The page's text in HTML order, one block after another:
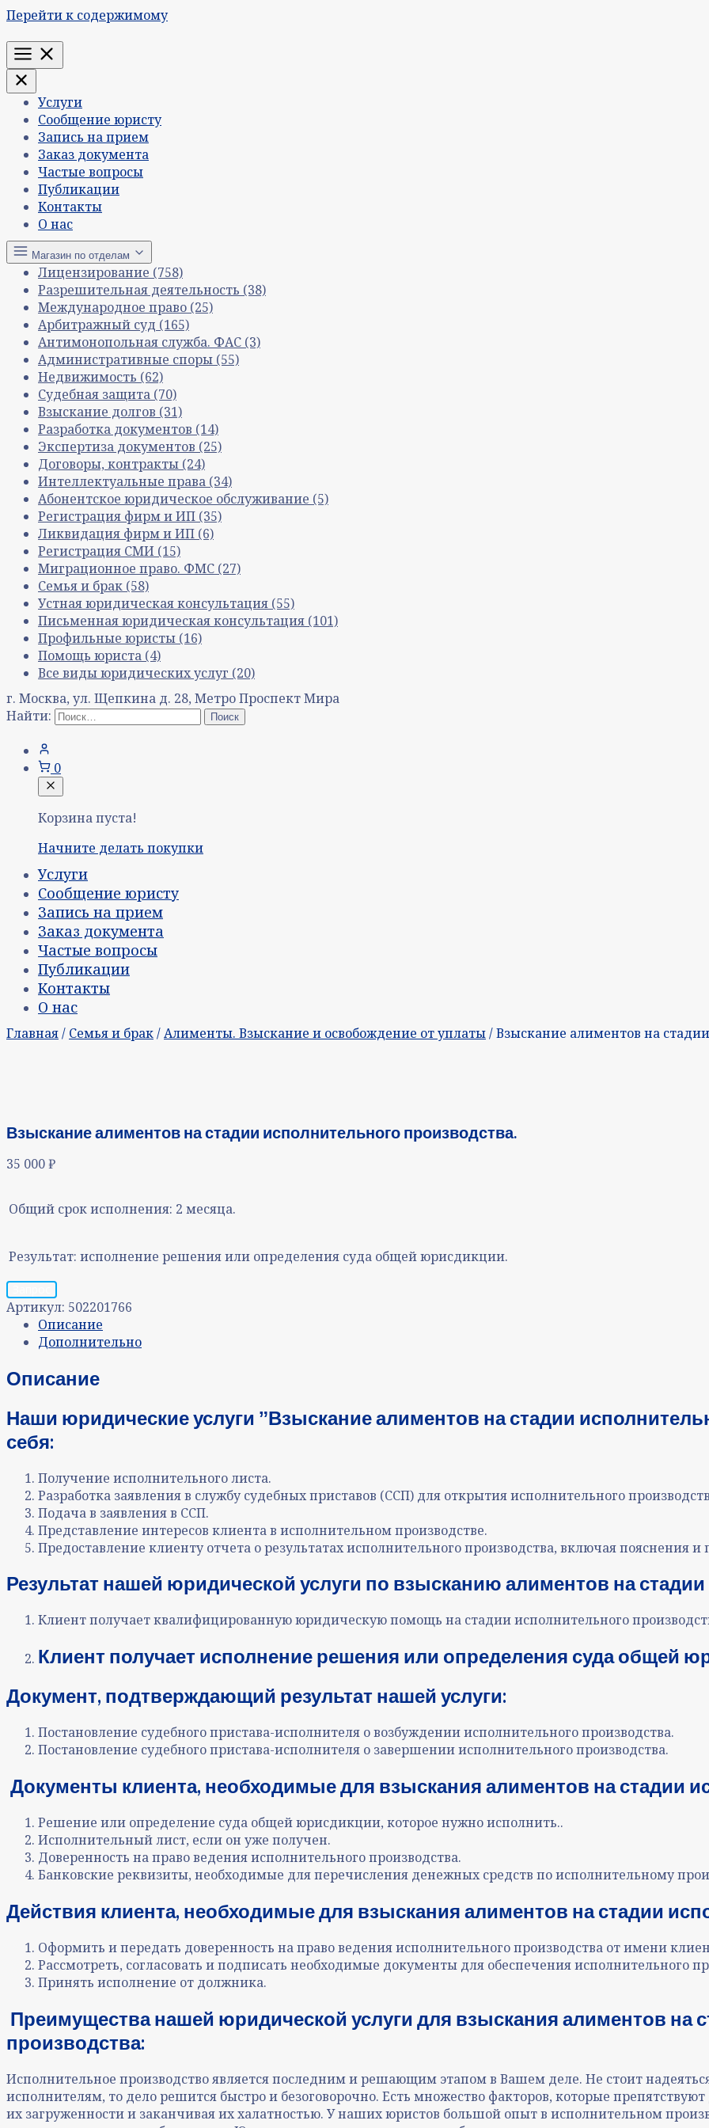
Перейти к содержимому
Меню
Услуги
Сообщение юристу
Запись на прием
Заказ документа
Частые вопросы
Публикации
Контакты
О нас
Магазин по отделам
Лицензирование (758)
Разрешительная деятельность (38)
Международное право (25)
Арбитражный суд (165)
Антимонопольная служба. ФАС (3)
Административные споры (55)
Недвижимость (62)
Судебная защита (70)
Взыскание долгов (31)
Разработка документов (14)
Экспертиза документов (25)
Договоры, контракты (24)
Интеллектуальные права (34)
Абонентское юридическое обслуживание (5)
Регистрация фирм и ИП (35)
Ликвидация фирм и ИП (6)
Регистрация СМИ (15)
Миграционное право. ФМС (27)
Семья и брак (58)
Устная юридическая консультация (55)
Письменная юридическая консультация (101)
Профильные юристы (16)
Помощь юриста (4)
Все виды юридических услуг (20)
г. Москва, ул. Щепкина д. 28, Метро Проспект Мира
Найти:
0
Корзина пуста!
Начните делать покупки
Услуги
Сообщение юристу
Запись на прием
Заказ документа
Частые вопросы
Публикации
Контакты
О нас
Главная/ Семья и брак/Алименты. Взыскание и освобождение от уплаты/ Взыскание алиментов на
Взыскание алиментов на стадии исполнительного производства.
35 000₽
Общий срок исполнения: 2 месяца.
Результат: исполнение решения или определения суда общей юрисдикции.
Артикул: 502201766
Описание
Дополнительно
Описание
Наши юридические услуги ˮВзыскание алиментов на стадии
себя:
Получение исполнительного листа.
Разработка заявления в службу судебных приставов (ССП) для открытия исполнительного
Подача в заявления в ССП.
Представление интересов клиента в исполнительном производстве.
Предоставление клиенту отчета о результатах исполнительного производства, включая пояснения и
Результат нашей юридической услуги по взысканию алиментов на
Клиент получает квалифицированную юридическую помощь на стадии исполнительного
Клиент получает исполнение решения или определения суда общей
Документ, подтверждающий результат нашей услуги:
Постановление судебного пристава-исполнителя о возбуждении исполнительного производства.
Постановление судебного пристава-исполнителя о завершении исполнительного производства.
Документы клиента, необходимые для взыскания алиментов на стадии
Решение или определение суда общей юрисдикции, которое нужно исполнить..
Исполнительный лист, если он уже получен.
Доверенность на право ведения исполнительного производства.
Банковские реквизиты, необходимые для перечисления денежных средств по исполнительному
Действия клиента, необходимые для взыскания алиментов на стадии
Оформить и передать доверенность на право ведения исполнительного производства от имени
Рассмотреть, согласовать и подписать необходимые документы для обеспечения исполнительного
Принять исполнение от должника.
Преимущества нашей юридической услуги для взыскания алиментов на
производства:
Исполнительное производство является последним и решающим этапом в Вашем деле. Не стоит
исполнителям, то дело решится быстро и безоговорочно. Есть множество факторов, которые
их загруженности и заканчивая их халатностью. У наших юристов большой опыт в исполнительном